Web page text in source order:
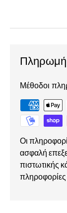
Μέθοδοι
Οι
ασφαλή
πιστωτικής
πληροφορίες